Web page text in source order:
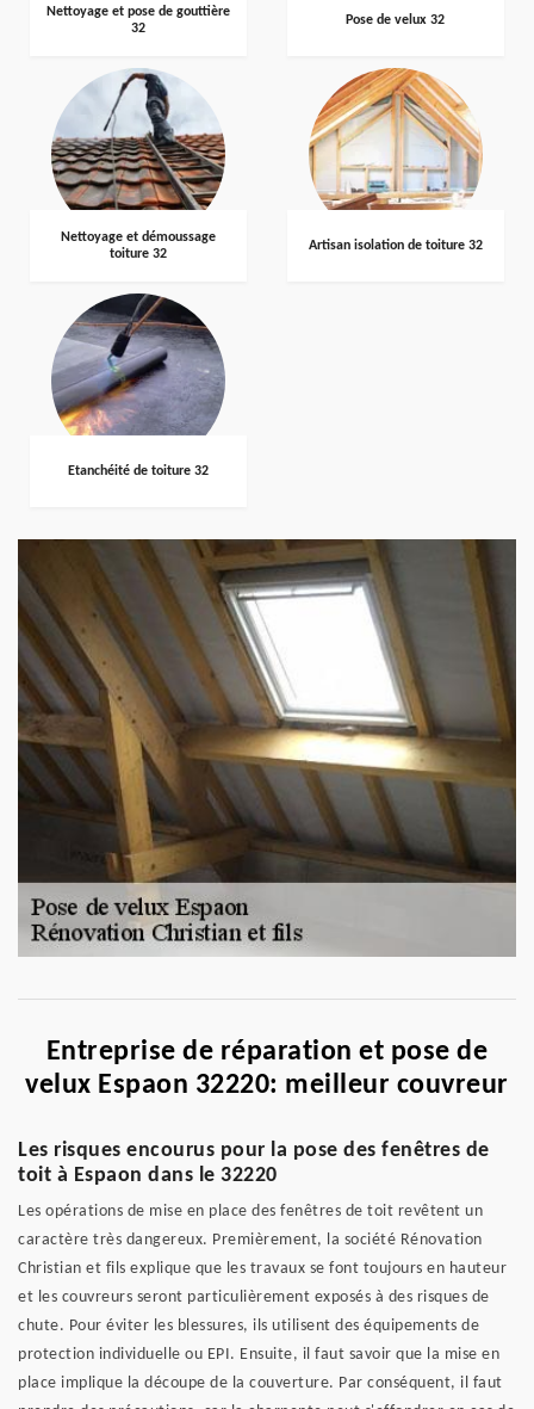
Nettoyage et pose de gouttière
32
Pose de velux 32
Nettoyage et démoussage
toiture 32
Artisan isolation de toiture 32
Etanchéité de toiture 32
Entreprise de réparation et pose de
velux Espaon 32220: meilleur couvreur
Les risques encourus pour la pose des fenêtres de
toit à Espaon dans le 32220
Les opérations de mise en place des fenêtres de toit revêtent un
caractère très dangereux. Premièrement, la société Rénovation
Christian et fils explique que les travaux se font toujours en hauteur
et les couvreurs seront particulièrement exposés à des risques de
chute. Pour éviter les blessures, ils utilisent des équipements de
protection individuelle ou EPI. Ensuite, il faut savoir que la mise en
place implique la découpe de la couverture. Par conséquent, il faut